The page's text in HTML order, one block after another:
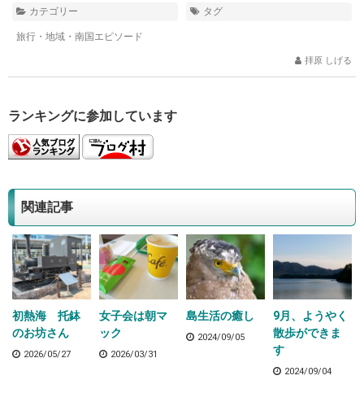
カテゴリー
旅行・地域・南国エピソード
タグ
拝原 しげる
ランキングに参加しています
関連記事
初熱海 托鉢
のお坊さん
2026/05/27
女子会は朝マ
ック
2026/03/31
島生活の癒し
2024/09/05
9月、ようやく
散歩ができま
す
2024/09/04